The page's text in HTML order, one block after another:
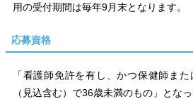
用の受付期間は毎年9月末となります。
応募資格
「看護師免許を有し、かつ保健師ま
（見込含む）で36歳未満のもの」となっ